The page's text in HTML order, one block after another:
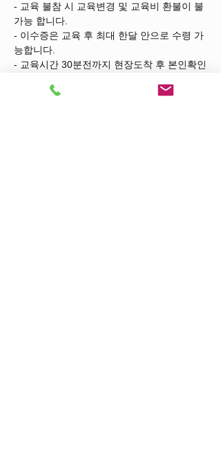
- 교육 불참 시 교육변경 및 교육비 환불이 불
가능 합니다.
- 이수증은 교육 후 최대 한달 안으로 수령 가
능합니다.
- 교육시간 30분전까지 현장도착 후 본인확인